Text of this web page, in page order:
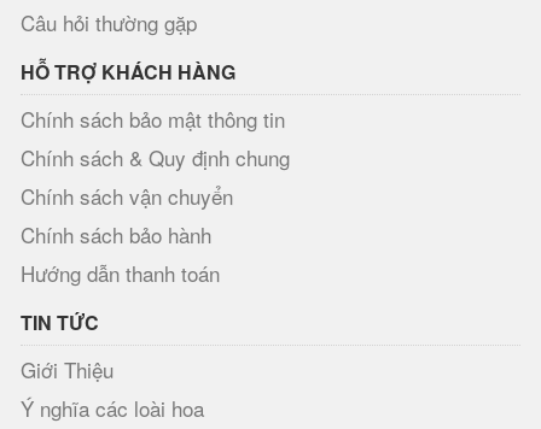
Câu hỏi thường gặp
HỖ TRỢ KHÁCH HÀNG
Chính sách bảo mật thông tin
Chính sách & Quy định chung
Chính sách vận chuyển
Chính sách bảo hành
Hướng dẫn thanh toán
TIN TỨC
Giới Thiệu
Ý nghĩa các loài hoa